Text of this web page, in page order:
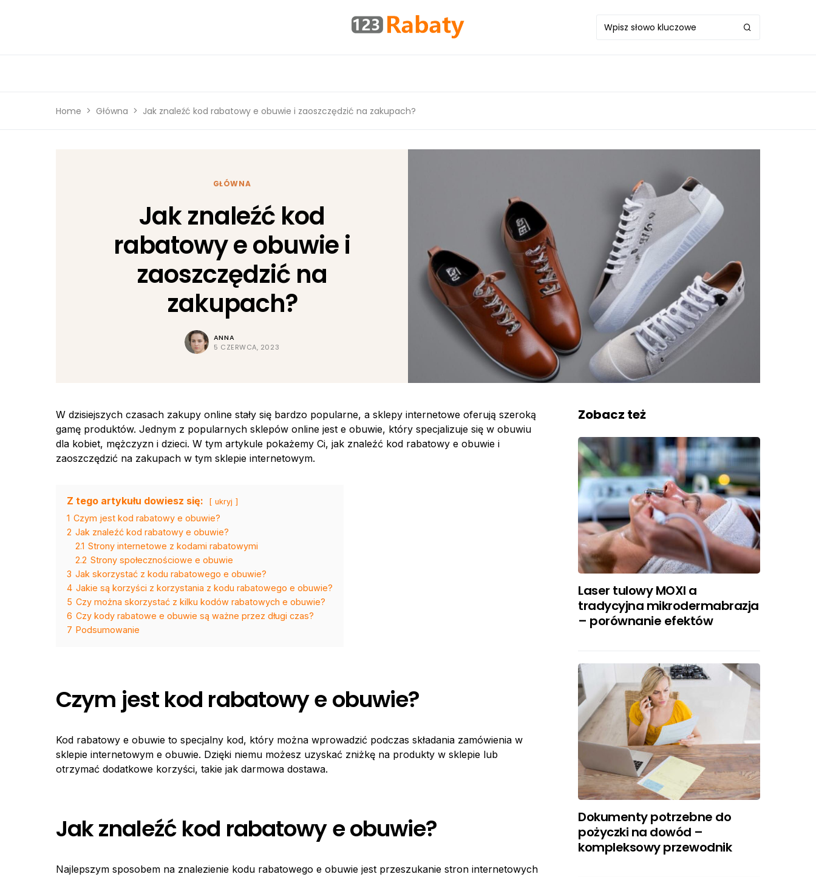
Home Główna Jak znaleźć kod rabatowy e obuwie i zaoszczędzić na zakupach?
GŁÓWNA
Jak znaleźć kod
rabatowy e obuwie i
zaoszczędzić na
zakupach?
ANNA
5 CZERWCA, 2023
W dzisiejszych czasach zakupy online stały się bardzo popularne, a sklepy internetowe oferują szeroką
gamę produktów. Jednym z popularnych sklepów online jest e obuwie, który specjalizuje się w obuwiu
dla kobiet, mężczyzn i dzieci. W tym artykule pokażemy Ci, jak znaleźć kod rabatowy e obuwie i
zaoszczędzić na zakupach w tym sklepie internetowym.
Z tego artykułu dowiesz się: ukryj
1 Czym jest kod rabatowy e obuwie?
2 Jak znaleźć kod rabatowy e obuwie?
2.1 Strony internetowe z kodami rabatowymi
2.2 Strony społecznościowe e obuwie
3 Jak skorzystać z kodu rabatowego e obuwie?
4 Jakie są korzyści z korzystania z kodu rabatowego e obuwie?
5 Czy można skorzystać z kilku kodów rabatowych e obuwie?
6 Czy kody rabatowe e obuwie są ważne przez długi czas?
7 Podsumowanie
Czym jest kod rabatowy e obuwie?
Kod rabatowy e obuwie to specjalny kod, który można wprowadzić podczas składania zamówienia w
sklepie internetowym e obuwie. Dzięki niemu możesz uzyskać zniżkę na produkty w sklepie lub
otrzymać dodatkowe korzyści, takie jak darmowa dostawa.
Jak znaleźć kod rabatowy e obuwie?
Najlepszym sposobem na znalezienie kodu rabatowego e obuwie jest przeszukanie stron internetowych
Zobacz też
Laser tulowy MOXI a
tradycyjna mikrodermabrazja
– porównanie efektów
Dokumenty potrzebne do
pożyczki na dowód –
kompleksowy przewodnik